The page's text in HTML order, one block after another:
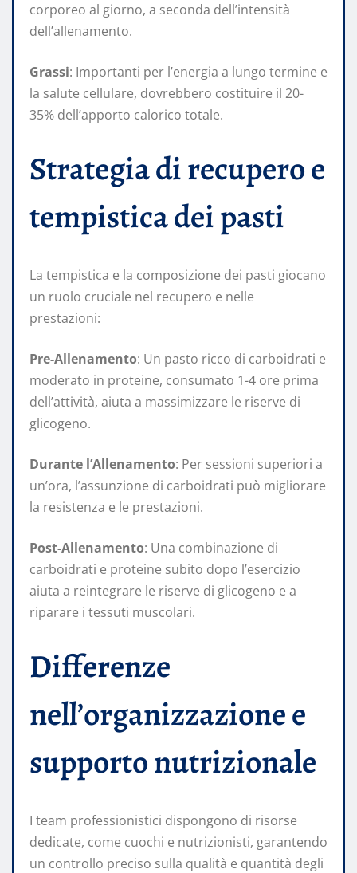
corporeo al giorno, a seconda dell’intensità
dell’allenamento.
Grassi: Importanti per l’energia a lungo termine e
la salute cellulare, dovrebbero costituire il 20-
35% dell’apporto calorico totale.
Strategia di recupero e
tempistica dei pasti
La tempistica e la composizione dei pasti giocano
un ruolo cruciale nel recupero e nelle
prestazioni:
Pre-Allenamento: Un pasto ricco di carboidrati e
moderato in proteine, consumato 1-4 ore prima
dell’attività, aiuta a massimizzare le riserve di
glicogeno. ​
Durante l’Allenamento: Per sessioni superiori a
un’ora, l’assunzione di carboidrati può migliorare
la resistenza e le prestazioni.
Post-Allenamento: Una combinazione di
carboidrati e proteine subito dopo l’esercizio
aiuta a reintegrare le riserve di glicogeno e a
riparare i tessuti muscolari.
Differenze
nell’organizzazione e
supporto nutrizionale
I team professionistici dispongono di risorse
dedicate, come cuochi e nutrizionisti, garantendo
un controllo preciso sulla qualità e quantità degli